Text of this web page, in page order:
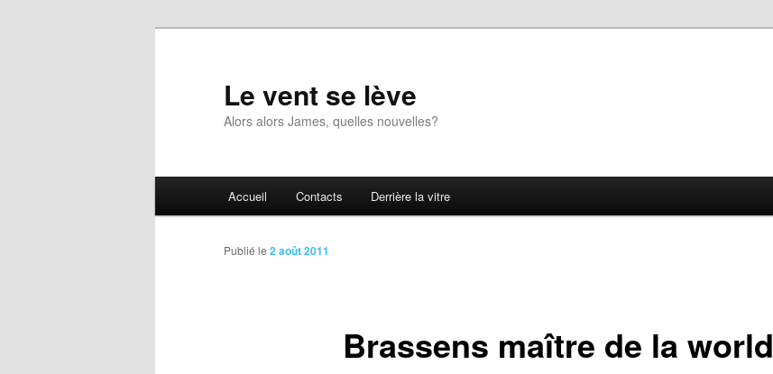
Le vent se lève
Alors alors James, quelles nouvelles?
Accueil Contacts Derrière la vitre
Brassens maître de la world
Publié le 2 août 2011